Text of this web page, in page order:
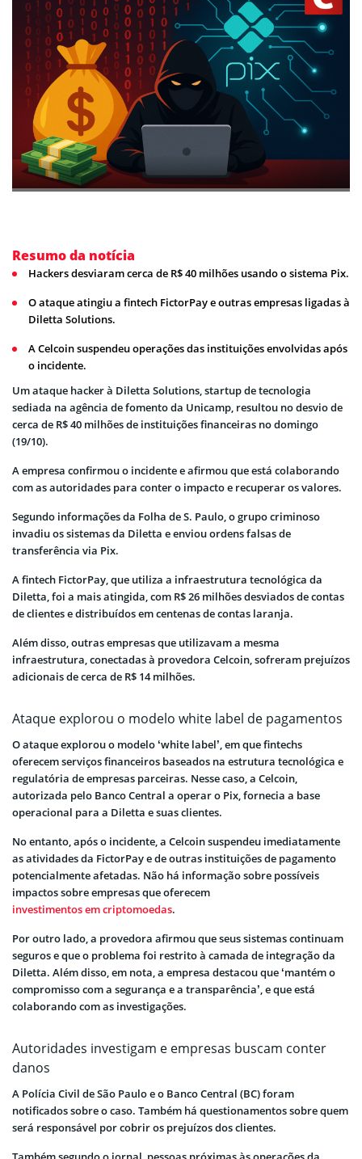
Resumo da notícia
Hackers desviaram cerca de R$ 40 milhões usando o sistema Pix.
O ataque atingiu a fintech FictorPay e outras empresas ligadas à
Diletta Solutions.
A Celcoin suspendeu operações das instituições envolvidas após
o incidente.
Um ataque hacker à Diletta Solutions, startup de tecnologia
sediada na agência de fomento da Unicamp, resultou no desvio de
cerca de R$ 40 milhões de instituições financeiras no domingo
(19/10).
A empresa confirmou o incidente e afirmou que está colaborando
com as autoridades para conter o impacto e recuperar os valores.
Segundo informações da Folha de S. Paulo, o grupo criminoso
invadiu os sistemas da Diletta e enviou ordens falsas de
transferência via Pix.
A fintech FictorPay, que utiliza a infraestrutura tecnológica da
Diletta, foi a mais atingida, com R$ 26 milhões desviados de contas
de clientes e distribuídos em centenas de contas laranja.
Além disso, outras empresas que utilizavam a mesma
infraestrutura, conectadas à provedora Celcoin, sofreram prejuízos
adicionais de cerca de R$ 14 milhões.
Ataque explorou o modelo white label de pagamentos
O ataque explorou o modelo ‘white label’, em que fintechs
oferecem serviços financeiros baseados na estrutura tecnológica e
regulatória de empresas parceiras. Nesse caso, a Celcoin,
autorizada pelo Banco Central a operar o Pix, fornecia a base
operacional para a Diletta e suas clientes.
No entanto, após o incidente, a Celcoin suspendeu imediatamente
as atividades da FictorPay e de outras instituições de pagamento
potencialmente afetadas. Não há informação sobre possíveis
impactos sobre empresas que oferecem
investimentos em criptomoedas.
Por outro lado, a provedora afirmou que seus sistemas continuam
seguros e que o problema foi restrito à camada de integração da
Diletta. Além disso, em nota, a empresa destacou que ‘mantém o
compromisso com a segurança e a transparência’, e que está
colaborando com as investigações.
Autoridades investigam e empresas buscam conter
danos
A Polícia Civil de São Paulo e o Banco Central (BC) foram
notificados sobre o caso. Também há questionamentos sobre quem
será responsável por cobrir os prejuízos dos clientes.